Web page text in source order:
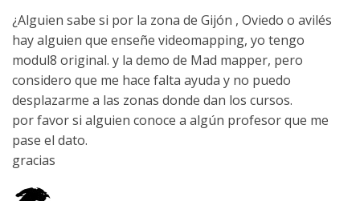
¿Alguien sabe si por la zona de Gijón , Oviedo o avilés
hay alguien que enseñe videomapping, yo tengo
modul8 original. y la demo de Mad mapper, pero
considero que me hace falta ayuda y no puedo
desplazarme a las zonas donde dan los cursos.
por favor si alguien conoce a algún profesor que me
pase el dato.
gracias